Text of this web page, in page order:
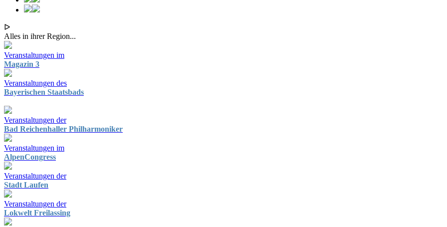
ᐅ
Alles in ihrer Region...
Veranstaltungen im
Magazin 3
Veranstaltungen des
Bayerischen Staatsbads
Veranstaltungen der
Bad Reichenhaller Philharmoniker
Veranstaltungen im
AlpenCongress
Veranstaltungen der
Stadt Laufen
Veranstaltungen der
Lokwelt Freilassing